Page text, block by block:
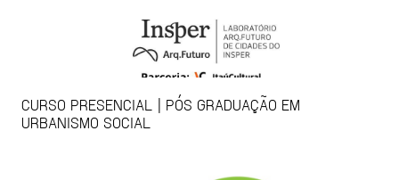
CURSO PRESENCIAL | PÓS GRADUAÇÃO EM
URBANISMO SOCIAL